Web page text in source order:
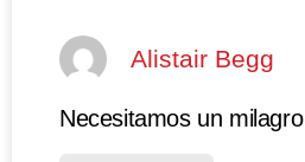
Alistair Begg
Necesitamos un milagro